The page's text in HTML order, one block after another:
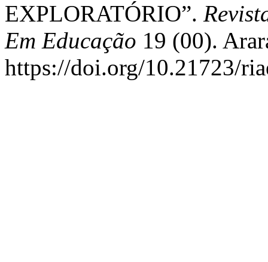
EXPLORATÓRIO”.
Em Educação 19 (00).
https://doi.org/10.21723/